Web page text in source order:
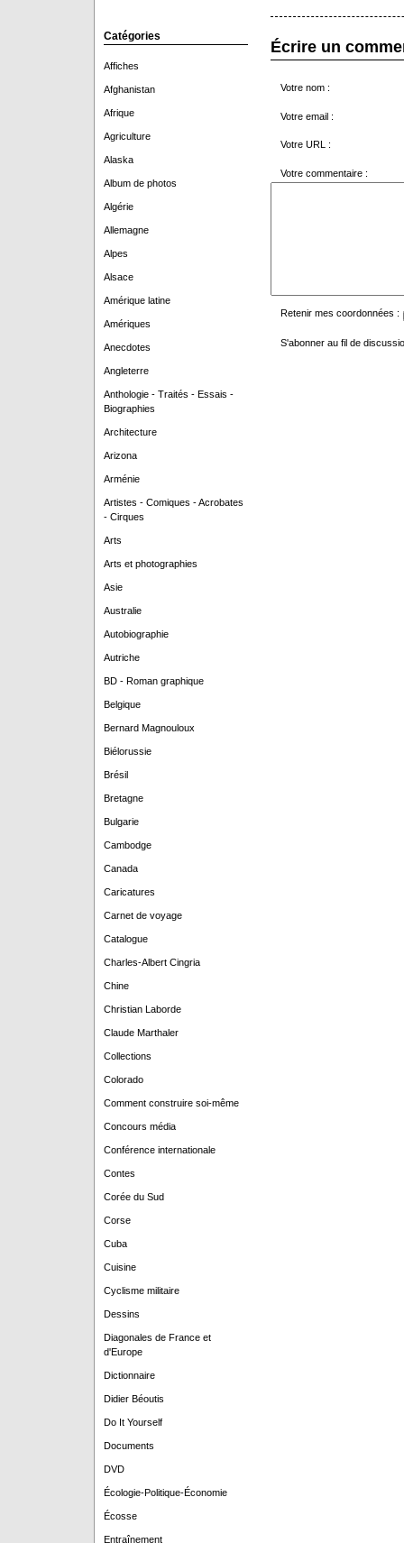
Catégories
Affiches
Afghanistan
Afrique
Agriculture
Alaska
Album de photos
Algérie
Allemagne
Alpes
Alsace
Amérique latine
Amériques
Anecdotes
Angleterre
Anthologie - Traités - Essais -
Biographies
Architecture
Arizona
Arménie
Artistes - Comiques - Acrobates
- Cirques
Arts
Arts et photographies
Asie
Australie
Autobiographie
Autriche
BD - Roman graphique
Belgique
Bernard Magnouloux
Biélorussie
Brésil
Bretagne
Bulgarie
Cambodge
Canada
Caricatures
Carnet de voyage
Catalogue
Charles-Albert Cingria
Chine
Christian Laborde
Claude Marthaler
Collections
Colorado
Comment construire soi-même
Concours média
Conférence internationale
Contes
Corée du Sud
Corse
Cuba
Cuisine
Cyclisme militaire
Dessins
Diagonales de France et
d'Europe
Dictionnaire
Didier Béoutis
Do It Yourself
Documents
DVD
Écologie-Politique-Économie
Écosse
Entraînement
Écrire un
Votre nom :
Votre email :
Votre URL :
Votre commentaire :
Retenir mes coordonnées :
S'abonner au fil de